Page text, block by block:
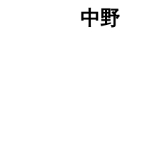
中野